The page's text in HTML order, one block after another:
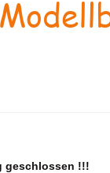
geschlossen !!!